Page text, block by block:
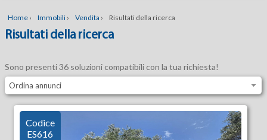
Home › Immobili › Vendita › Risultati della ricerca
Risultati della ricerca
Sono presenti 36 soluzioni compatibili con la tua richiesta!
Ordina annunci
Codice
ES616